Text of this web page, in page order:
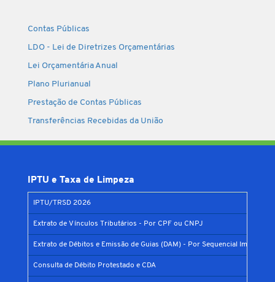
Contas Públicas
LDO - Lei de Diretrizes Orçamentárias
Lei Orçamentária Anual
Plano Plurianual
Prestação de Contas Públicas
Transferências Recebidas da União
IPTU e Taxa de Limpeza
IPTU/TRSD 2026
Extrato de Vínculos Tributários - Por CPF ou CNPJ
Extrato de Débitos e Emissão de Guias (DAM) - Por Sequencial Imobiliário
Consulta de Débito Protestado e CDA